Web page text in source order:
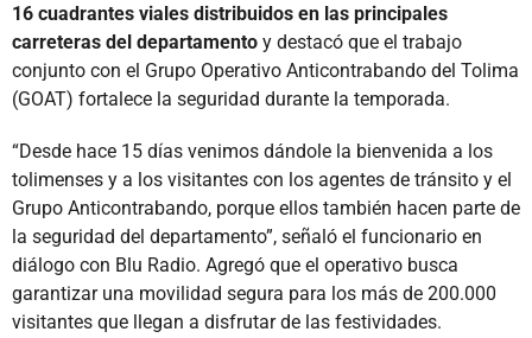
16 cuadrantes viales distribuidos en las principales
carreteras del departamento y destacó que el trabajo
conjunto con el Grupo Operativo Anticontrabando del Tolima
(GOAT) fortalece la seguridad durante la temporada.
“Desde hace 15 días venimos dándole la bienvenida a los
tolimenses y a los visitantes con los agentes de tránsito y el
Grupo Anticontrabando, porque ellos también hacen parte de
la seguridad del departamento”, señaló el funcionario en
diálogo con Blu Radio. Agregó que el operativo busca
garantizar una movilidad segura para los más de 200.000
visitantes que llegan a disfrutar de las festividades.